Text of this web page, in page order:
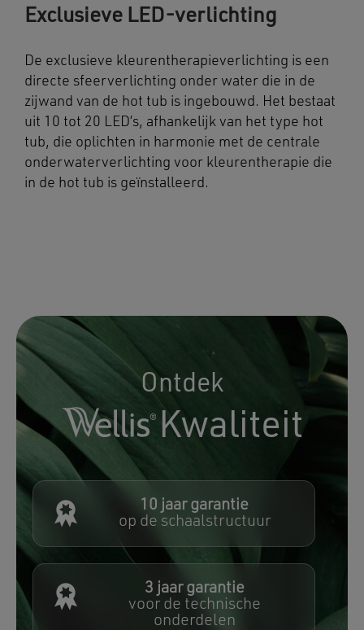
Exclusieve LED-verlichting
De exclusieve kleurentherapieverlichting is een
directe sfeerverlichting onder water die in de
zijwand van de hot tub is ingebouwd. Het bestaat
uit 10 tot 20 LED’s, afhankelijk van het type hot
tub, die oplichten in harmonie met de centrale
onderwaterverlichting voor kleurentherapie die
in de hot tub is geïnstalleerd.
Ontdek
Kwaliteit
10 jaar garantie
op de schaalstructuur
3 jaar garantie
voor de technische
onderdelen